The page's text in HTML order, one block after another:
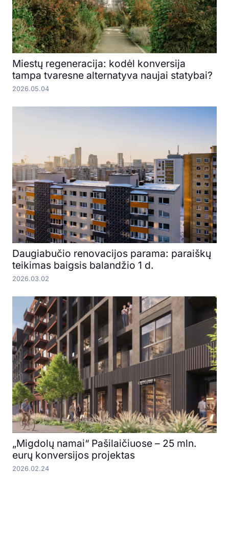
Miestų regeneracija: kodėl konversija
tampa tvaresne alternatyva naujai statybai?
2026.05.04
Daugiabučio renovacijos parama: paraiškų
teikimas baigsis balandžio 1 d.
2026.03.02
„Migdolų namai“ Pašilaičiuose – 25 mln.
eurų konversijos projektas
2026.02.24